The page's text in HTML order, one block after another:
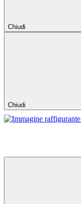
Chiudi
Chiudi